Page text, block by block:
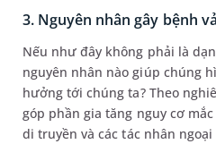
3. Nguyên nhân gây bệnh
Nếu như đây không phải là
nguyên nhân nào giúp chúng
hưởng tới chúng ta? Theo
góp phần gia tăng nguy cơ
di truyền và các tác nhân ngoại